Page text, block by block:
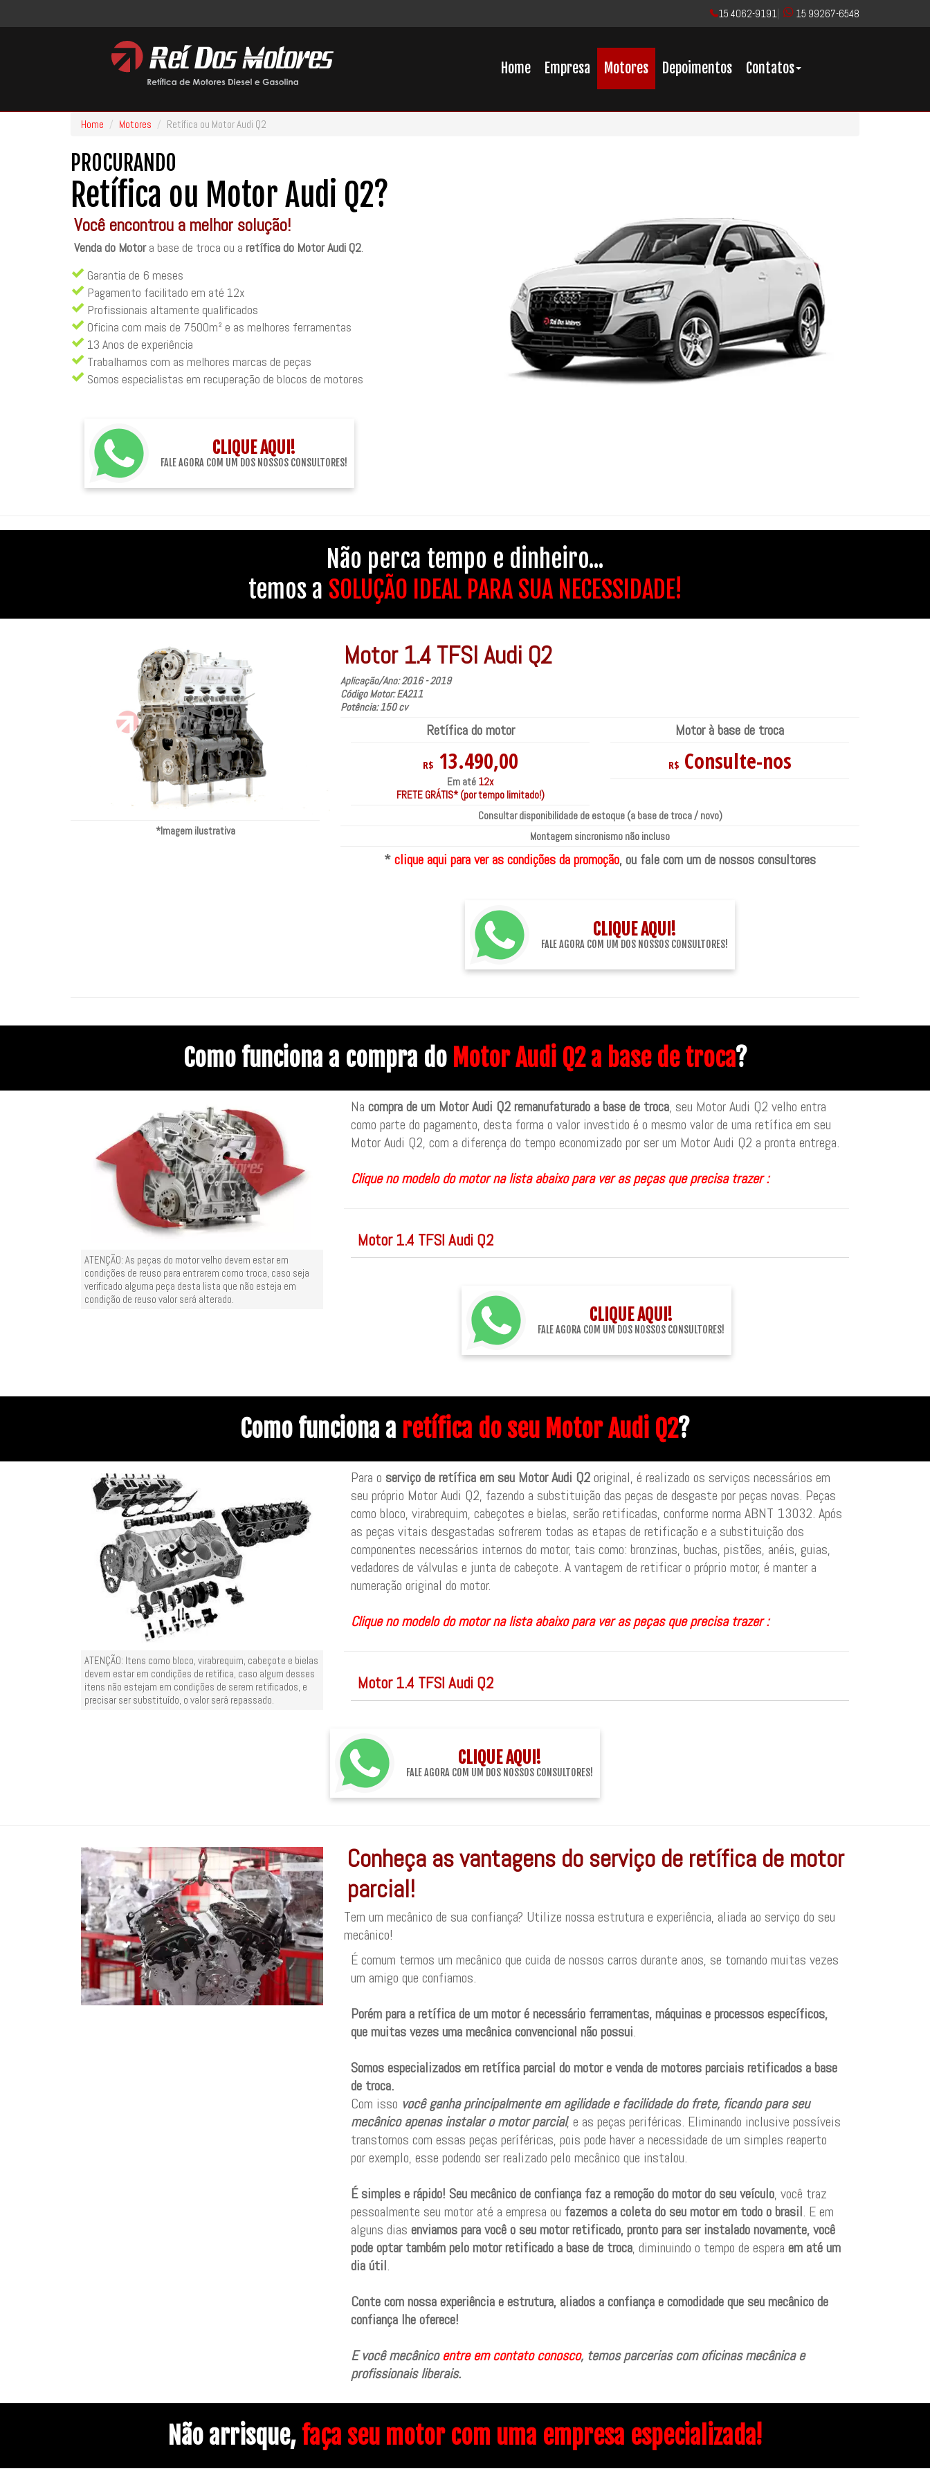
15 4062-9191 15 99267-6548
Home Empresa Motores Depoimentos Contatos
Home Motores Retífica ou Motor Audi Q2
PROCURANDO
Retífica ou Motor Audi Q2?
Você encontrou a melhor solução!
Venda do Motora base de troca ou a retífica do Motor Audi Q2.
Garantia de 6 meses
Pagamento facilitado em até 12x
Profissionais altamente qualificados
Oficina com mais de 7500m² e as melhores ferramentas
13 Anos de experiência
Trabalhamos com as melhores marcas de peças
Somos especialistas em recuperação de blocos de motores
CLIQUE AQUI!
FALE AGORA COM UM DOS NOSSOS CONSULTORES!
Não perca tempo e dinheiro...
temos a SOLUÇÃO IDEAL PARA SUA NECESSIDADE!
*Imagem ilustrativa
Motor 1.4 TFSI Audi Q2
Aplicação/Ano: 2016 - 2019
Código Motor: EA211
Potência: 150 cv
Retífica do motor
R$ 13.490,00
Em até 12x
FRETE GRÁTIS* (por tempo limitado!)
Motor à base de troca
R$ Consulte-nos
Consultar disponibilidade de estoque (a base de troca / novo)
Montagem sincronismo não incluso
*clique aqui para ver as condições da promoção, ou fale com um de nossos consultores
CLIQUE AQUI!
FALE AGORA COM UM DOS NOSSOS CONSULTORES!
Como funciona a compra do Motor Audi Q2 a base de troca?
ATENÇÃO: As peças do motor velho devem estar em
condições de reuso para entrarem como troca, caso seja
verificado alguma peça desta lista que não esteja em
condição de reuso valor será alterado.
Na compra de um Motor Audi Q2 remanufaturado a base de troca, seu Motor Audi Q2 velho entra
como parte do pagamento, desta forma o valor investido é o mesmo valor de uma retífica em seu
Motor Audi Q2, com a diferença do tempo economizado por ser um Motor Audi Q2 a pronta entrega.
Clique no modelo do motor na lista abaixo para ver as peças que precisa trazer :
Motor 1.4 TFSI Audi Q2
CLIQUE AQUI!
FALE AGORA COM UM DOS NOSSOS CONSULTORES!
Como funciona a retífica do seu Motor Audi Q2?
ATENÇÃO: Itens como bloco, virabrequim, cabeçote e bielas
devem estar em condições de retífica, caso algum desses
itens não estejam em condições de serem retificados, e
precisar ser substituído, o valor será repassado.
Para o serviço de retífica em seu Motor Audi Q2original, é realizado os serviços necessários em
seu próprio Motor Audi Q2, fazendo a substituição das peças de desgaste por peças novas. Peças
como bloco, virabrequim, cabeçotes e bielas, serão retificadas, conforme norma ABNT 13032. Após
as peças vitais desgastadas sofrerem todas as etapas de retificação e a substituição dos
componentes necessários internos do motor, tais como: bronzinas, buchas, pistões, anéis, guias,
vedadores de válvulas e junta de cabeçote. A vantagem de retificar o próprio motor, é manter a
numeração original do motor.
Clique no modelo do motor na lista abaixo para ver as peças que precisa trazer :
Motor 1.4 TFSI Audi Q2
CLIQUE AQUI!
FALE AGORA COM UM DOS NOSSOS CONSULTORES!
Conheça as vantagens do serviço de retífica de motor
parcial!
Tem um mecânico de sua confiança? Utilize nossa estrutura e experiência, aliada ao serviço do seu
mecânico!
É comum termos um mecânico que cuida de nossos carros durante anos, se tornando muitas vezes
um amigo que confiamos.
Porém para a retífica de um motor é necessário ferramentas, máquinas e processos específicos,
que muitas vezes uma mecânica convencional não possui.
Somos especializados em retífica parcial do motor e venda de motores parciais retificados a base
de troca.
Com isso você ganha principalmente em agilidade e facilidade do frete, ficando para seu
mecânico apenas instalar o motor parcial, e as peças periféricas. Eliminando inclusive possíveis
transtornos com essas peças períféricas, pois pode haver a necessidade de um simples reaperto
por exemplo, esse podendo ser realizado pelo mecânico que instalou.
É simples e rápido! Seu mecânico de confiança faz a remoção do motor do seu veículo, você traz
pessoalmente seu motor até a empresa ou fazemos a coleta do seu motor em todo o brasil. E em
alguns dias enviamos para você o seu motor retificado, pronto para ser instalado novamente, você
pode optar também pelo motor retificado a base de troca, diminuindo o tempo de espera em até um
dia útil.
Conte com nossa experiência e estrutura, aliados a confiança e comodidade que seu mecânico de
confiança lhe oferece!
E você mecânicoentre em contato conosco, temos parcerias com oficinas mecânica e
profissionais liberais.
Não arrisque, faça seu motor com uma empresa especializada!